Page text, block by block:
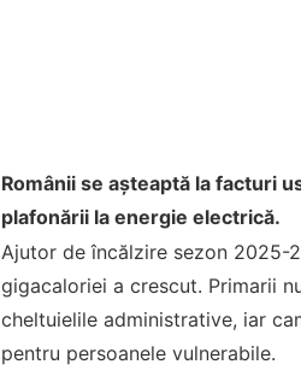
Românii se așteaptă la facturi
plafonării la energie electrică.
Ajutor de încălzire sezon 2025-
gigacaloriei a crescut. Primarii
cheltuielile administrative, iar
pentru persoanele vulnerabile.